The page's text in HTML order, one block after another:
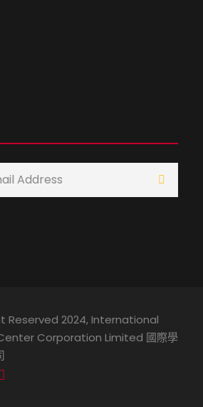
Reserved 2024, International
Corporation Limited 國際學